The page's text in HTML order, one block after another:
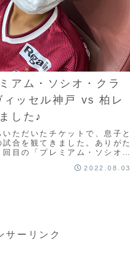
アム・ソシオ・クラ
ッセル神戸 vs 柏レ
した♪
ただいたチケットで、息子と
合を観てきました。ありがた
目の「プレミアム・ソシオ・
2022.08.03
サーリンク